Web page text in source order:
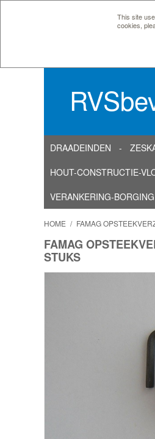
This site
cookies,
DRAADEINDEN
HOUT-CONSTRUCTIE-
VERANKERING-BORGING
HOME / FAMAG
FAMAG
STUKS